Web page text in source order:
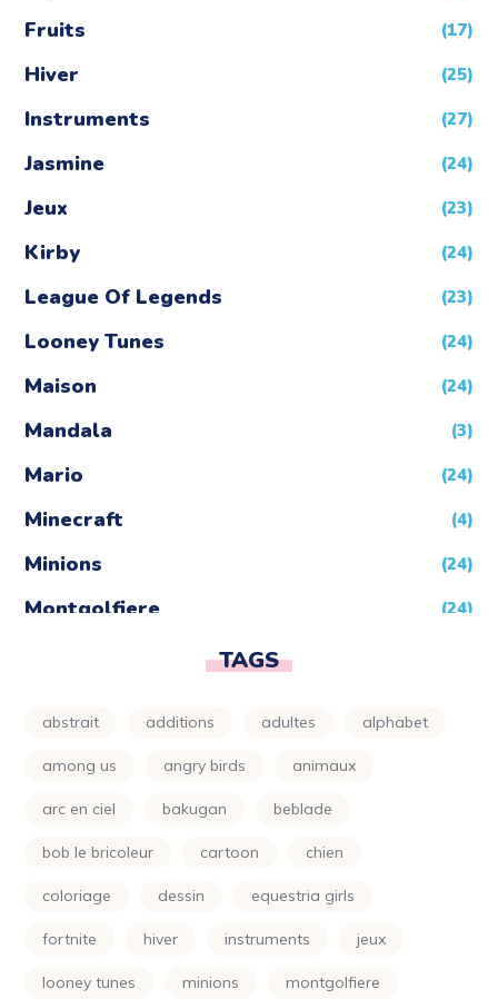
Fruits (17)
Hiver (25)
Instruments (27)
Jasmine (24)
Jeux (23)
Kirby (24)
League Of Legends (23)
Looney Tunes (24)
Maison (24)
Mandala (3)
Mario (24)
Minecraft (4)
Minions (24)
Montgolfiere (24)
TAGS
abstrait additions adultes alphabet
among us angry birds animaux
arc en ciel bakugan beblade
bob le bricoleur cartoon chien
coloriage dessin equestria girls
fortnite hiver instruments jeux
looney tunes minions montgolfiere